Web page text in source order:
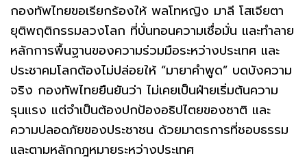
กองทัพไทยขอเรียกร้องให้ พลโทหญิง มาลี โสเจียตา
ยุติพฤติกรรมลวงโลก ที่บั่นทอนความเชื่อมั่น และทำลาย
หลักการพื้นฐานของความร่วมมือระหว่างประเทศ และ
ประชาคมโลกต้องไม่ปล่อยให้ “มายาคำพูด” บดบังความ
จริง กองทัพไทยยืนยันว่า ไม่เคยเป็นฝ่ายเริ่มต้นความ
รุนแรง แต่จำเป็นต้องปกป้องอธิปไตยของชาติ และ
ความปลอดภัยของประชาชน ด้วยมาตรการที่ชอบธรรม
และตามหลักกฎหมายระหว่างประเทศ